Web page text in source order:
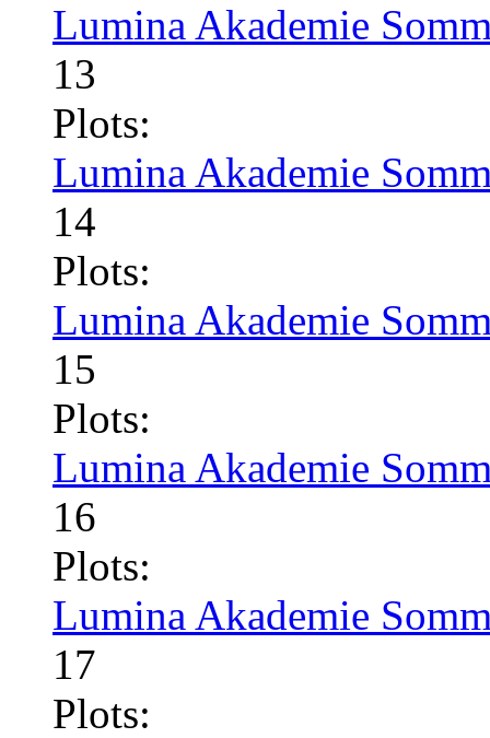
Lumina Akademie
13
Plots:
Lumina Akademie
14
Plots:
Lumina Akademie
15
Plots:
Lumina Akademie
16
Plots:
Lumina Akademie
17
Plots: